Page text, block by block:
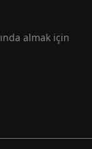
almak için